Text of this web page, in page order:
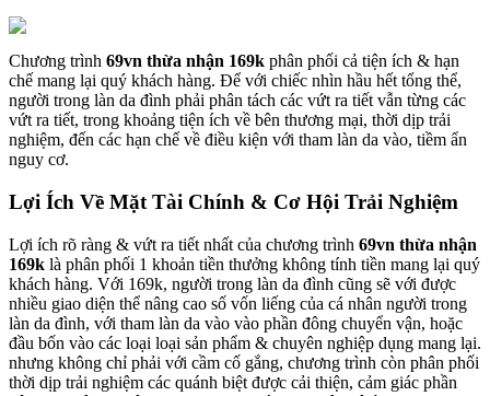
Chương trình 69vn thừa nhận 169k phân phối cả tiện ích & hạn
chế mang lại quý khách hàng. Để với chiếc nhìn hầu hết tổng thể,
người trong làn da đình phải phân tách các vứt ra tiết vẫn từng các
vứt ra tiết, trong khoảng tiện ích về bên thương mại, thời dịp trải
nghiệm, đến các hạn chế về điều kiện với tham làn da vào, tiềm ẩn
nguy cơ.
Lợi Ích Về Mặt Tài Chính & Cơ Hội Trải Nghiệm
Lợi ích rõ ràng & vứt ra tiết nhất của chương trình 69vn thừa nhận
169k là phân phối 1 khoản tiền thưởng không tính tiền mang lại quý
khách hàng. Với 169k, người trong làn da đình cũng sẽ với được
nhiều giao diện thể nâng cao số vốn liếng của cá nhân người trong
làn da đình, với tham làn da vào vào phần đông chuyển vận, hoặc
đầu bốn vào các loại loại sản phẩm & chuyên nghiệp dụng mang lại.
nhưng không chỉ phải với cầm cố gắng, chương trình còn phân phối
thời dịp trải nghiệm các quánh biệt được cải thiện, cảm giác phần